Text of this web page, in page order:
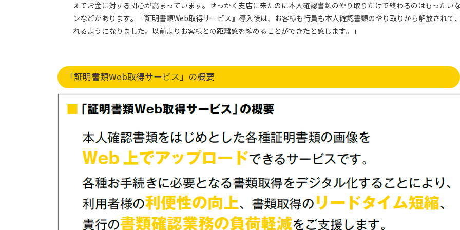
えてお金に対する関心が高まっています。せっかく支店に来たのに本人確認書類のやり取りだけで終わるのはもったい
ンなどがあります。『証明書類Web取得サービス』導入後は、お客様も行員も本人確認書類のやり取りから解放されて
れるようになりました。以前よりお客様との距離感を縮めることができたと感じます。」
「証明書類Web取得サービス」の概要